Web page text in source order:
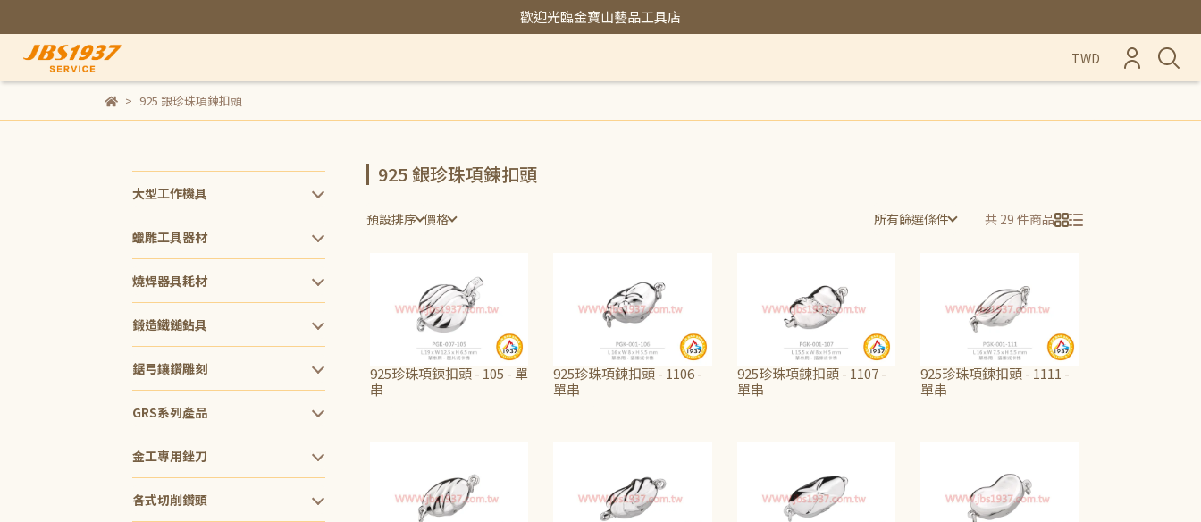
歡迎光臨金寶山藝品工具店
TWD
925 銀珍珠項鍊扣頭
大型工作機具
蠟雕工具器材
燒焊器具耗材
鍛造鐵鎚鉆具
鋸弓鑲鑽雕刻
GRS系列產品
金工專用銼刀
各式切削鑽頭
925 銀珍珠項鍊扣頭
預設排序 價格 所有篩選條件 共 29 件商品
925珍珠項鍊扣頭 - 105 - 單
串
925珍珠項鍊扣頭 - 1106 -
單串
925珍珠項鍊扣頭 - 1107 -
單串
925珍珠項鍊扣頭 - 1111 -
單串